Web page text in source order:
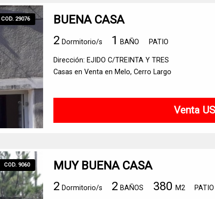
COD. 29076
BUENA CASA
2 Dormitorio/s 1 BAÑO PATIO
Dirección: EJIDO C/TREINTA Y TRES
Casas en Venta en Melo, Cerro Largo
Venta
COD. 9060
MUY BUENA CASA
2 Dormitorio/s 2 BAÑOS 380 M2 PATIO